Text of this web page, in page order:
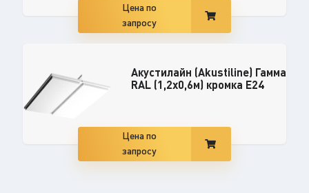
Цена по
запросу
Акустилайн (Akustiline) Гамма
RAL (1,2x0,6м) кромка E24
Цена по
запросу